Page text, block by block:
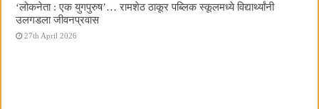
‌‘लोकनेता : एक युगपुरुष‌’… रामशेठ ठाकूर पब्लिक स्कूलमध्ये विद्यार्थ्यांनी
उलगडला जीवनप्रवास
27th April 2026